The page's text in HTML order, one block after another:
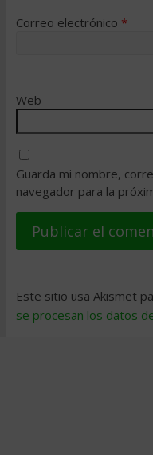
Correo electrónico *
Web
Guarda mi nombre,
navegador para la
Este sitio usa Akismet
se procesan los datos